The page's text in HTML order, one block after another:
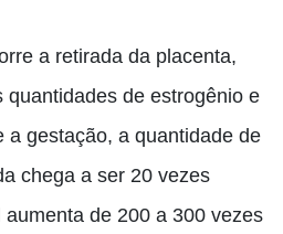
a retirada da placenta,
quantidades de estrogênio e
a gestação, a quantidade de
chega a ser 20 vezes
de 200 a 300 vezes